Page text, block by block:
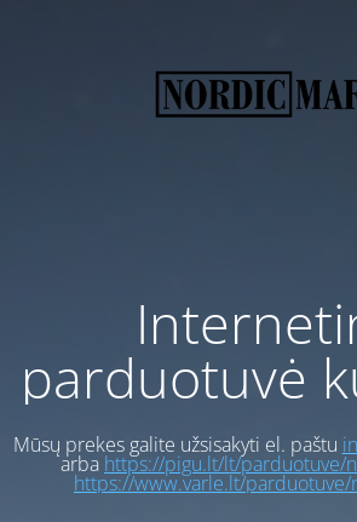
parduotuvė
Mūsų prekes galite užsisakyti el. paštu
arba https://pigu.lt/lt/parduotuve/
https://www.varle.lt/